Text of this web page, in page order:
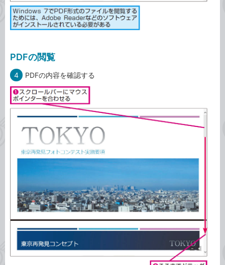
PDFの閲覧
4 PDFの内容を確認する